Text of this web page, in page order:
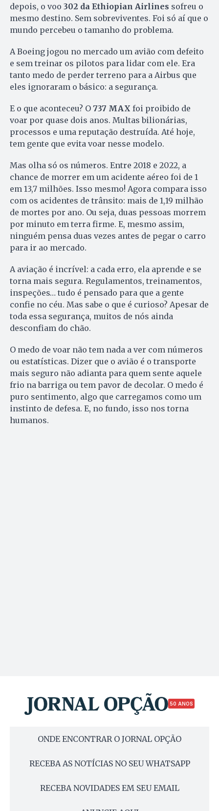
depois, o voo 302 da Ethiopian Airlines sofreu o
mesmo destino. Sem sobreviventes. Foi só aí que o
mundo percebeu o tamanho do problema.
A Boeing jogou no mercado um avião com defeito
e sem treinar os pilotos para lidar com ele. Era
tanto medo de perder terreno para a Airbus que
eles ignoraram o básico: a segurança.
E o que aconteceu? O 737 MAX foi proibido de
voar por quase dois anos. Multas bilionárias,
processos e uma reputação destruída. Até hoje,
tem gente que evita voar nesse modelo.
Mas olha só os números. Entre 2018 e 2022, a
chance de morrer em um acidente aéreo foi de 1
em 13,7 milhões. Isso mesmo! Agora compara isso
com os acidentes de trânsito: mais de 1,19 milhão
de mortes por ano. Ou seja, duas pessoas morrem
por minuto em terra firme. E, mesmo assim,
ninguém pensa duas vezes antes de pegar o carro
para ir ao mercado.
A aviação é incrível: a cada erro, ela aprende e se
torna mais segura. Regulamentos, treinamentos,
inspeções… tudo é pensado para que a gente
confie no céu. Mas sabe o que é curioso? Apesar de
toda essa segurança, muitos de nós ainda
desconfiam do chão.
O medo de voar não tem nada a ver com números
ou estatísticas. Dizer que o avião é o transporte
mais seguro não adianta para quem sente aquele
frio na barriga ou tem pavor de decolar. O medo é
puro sentimento, algo que carregamos como um
instinto de defesa. E, no fundo, isso nos torna
humanos.
50 ANOS
ONDE ENCONTRAR O JORNAL OPÇÃO
RECEBA AS NOTÍCIAS NO SEU WHATSAPP
RECEBA NOVIDADES EM SEU EMAIL